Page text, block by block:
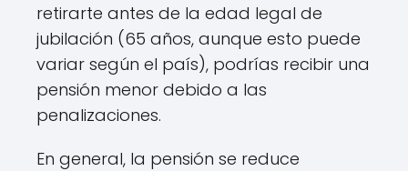
retirarte antes de la edad legal de
jubilación (65 años, aunque esto puede
variar según el país), podrías recibir una
pensión menor debido a las
penalizaciones.
En general, la pensión se reduce